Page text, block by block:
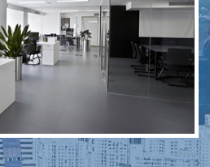
图书馆RFID电子标签管理系统